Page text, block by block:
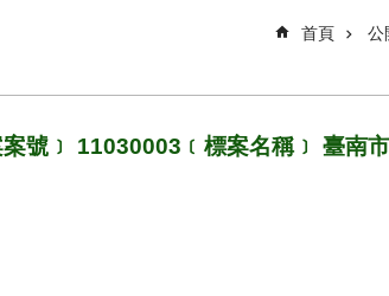
首頁 公
號﹞ 11030003﹝標案名稱﹞ 臺南